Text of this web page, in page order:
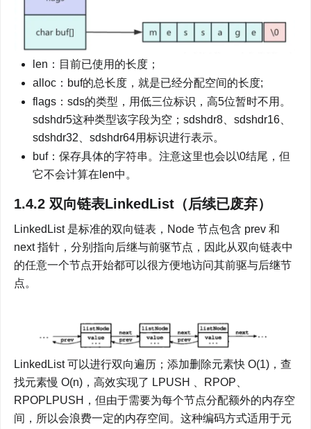
len：目前已使用的长度；
alloc：buf的总长度，就是已经分配空间的长度;
flags：sds的类型，用低三位标识，高5位暂时不用。
sdshdr5这种类型该字段为空；sdshdr8、sdshdr16、
sdshdr32、sdshdr64用标识进行表示。
buf：保存具体的字符串。注意这里也会以\0结尾，但
它不会计算在len中。
1.4.2 双向链表LinkedList（后续已废弃）
LinkedList 是标准的双向链表，Node 节点包含 prev 和
next 指针，分别指向后继与前驱节点，因此从双向链表中
的任意一个节点开始都可以很方便地访问其前驱与后继节
点。
LinkedList 可以进行双向遍历；添加删除元素快 O(1)，查
找元素慢 O(n)，高效实现了 LPUSH 、RPOP、
RPOPLPUSH，但由于需要为每个节点分配额外的内存空
间，所以会浪费一定的内存空间。这种编码方式适用于元